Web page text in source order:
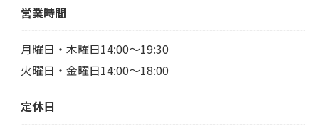
営業時間
月曜日・木曜日14:00～19:30
火曜日・金曜日14:00～18:00
定休日